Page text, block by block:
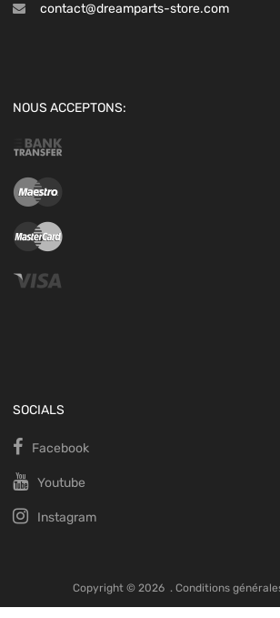
contact@dreamparts-store.com
NOUS ACCEPTONS:
SOCIALS
Facebook
Youtube
Instagram
Copyright © 2026 . Conditions